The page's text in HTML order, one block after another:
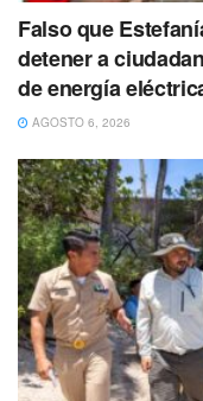
Falso que
detener a
de energía
AGOSTO 6, 2026